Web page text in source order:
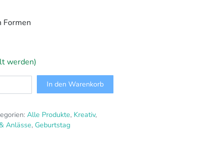
Formen
werden)
In den Warenkorb
Alle Produkte, Kreativ,
Anlässe, Geburtstag